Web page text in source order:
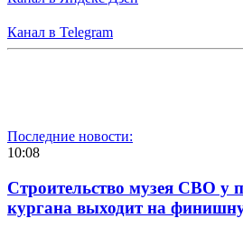
Канал в Telegram
Последние новости:
10:08
Строительство музея СВО у
кургана выходит на